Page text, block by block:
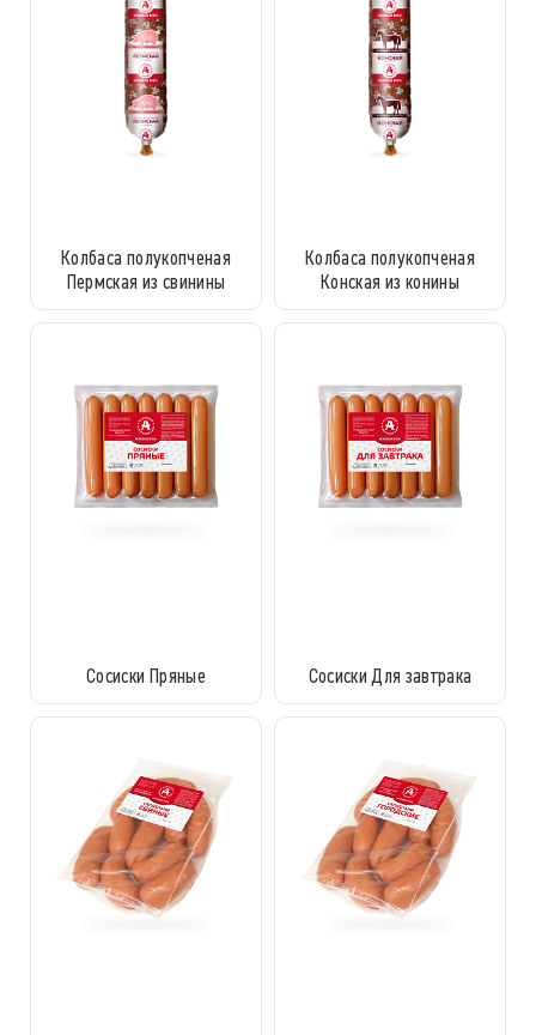
Колбаса полукопченая
Пермская из свинины
Колбаса полукопченая
Конская из конины
Сосиски Пряные Сосиски Для завтрака